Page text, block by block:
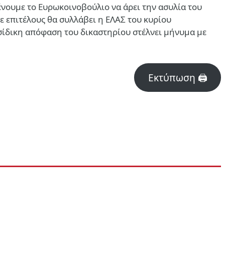
το Ευρωκοινοβούλιο να άρει την ασυλία του
θα συλλάβει η ΕΛΑΣ του κυρίου
απόφαση του δικαστηρίου στέλνει μήνυμα με
Εκτύπωση 🖨